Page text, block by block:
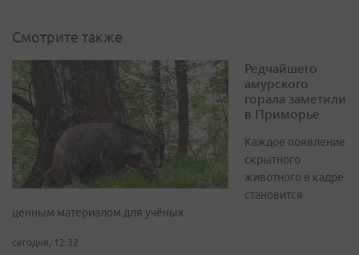
Смотрите также
Редчайшего
амурского
горала заметили
в Приморье
Каждое появление
скрытного
животного в кадре
становится
ценным материалом для учёных
сегодня, 12:32